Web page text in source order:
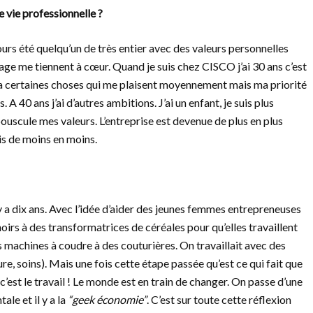
vie professionnelle ?
été quelqu’un de très entier avec des valeurs personnelles
me tiennent à cœur. Quand je suis chez CISCO j’ai 30 ans c’est
certaines choses qui me plaisent moyennement mais ma priorité
40 ans j’ai d’autres ambitions. J’ai un enfant, je suis plus
mes valeurs. L’entreprise est devenue de plus en plus
de moins en moins.
dix ans. Avec l’idée d’aider des jeunes femmes entrepreneuses
à des transformatrices de céréales pour qu’elles travaillent
à coudre à des couturières. On travaillait avec des
soins). Mais une fois cette étape passée qu’est ce qui fait que
le travail ! Le monde est en train de changer. On passe d’une
et il y a la “geek économie”. C’est sur toute cette réflexion